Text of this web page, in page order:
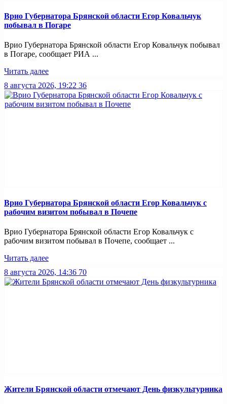
Врио Губернатора Брянской области Егор Ковальчук
побывал в Погаре
Врио Губернатора Брянской области Егор Ковальчук побывал
в Погаре, сообщает РИА ...
Читать далее
8 августа 2026, 19:22 36
Врио Губернатора Брянской области Егор Ковальчук с
рабочим визитом побывал в Почепе
Врио Губернатора Брянской области Егор Ковальчук с
рабочим визитом побывал в Почепе, сообщает ...
Читать далее
8 августа 2026, 14:36 70
Жители Брянской области отмечают День физкультурника